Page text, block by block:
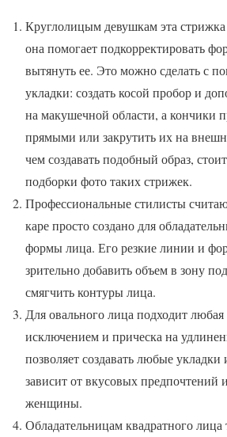
Круглолицым девушкам эта
она помогает подкорректировать
вытянуть ее. Это можно сделать с
укладки: создать косой пробор и
на макушечной области, а кончики
прямыми или закрутить их на
чем создавать подобный образ,
подборки фото таких стрижек.
Профессиональные стилисты
каре просто создано для
формы лица. Его резкие линии и
зрительно добавить объем в зону
смягчить контуры лица.
Для овального лица подходит любая
исключением и прическа на
позволяет создавать любые
зависит от вкусовых предпочтений
женщины.
Обладательницам квадратного лица